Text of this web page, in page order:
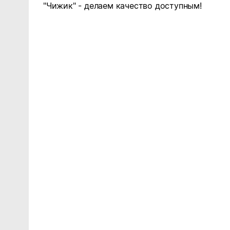
"Чижик" - делаем качество доступным!